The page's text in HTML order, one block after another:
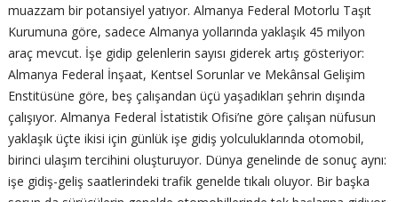
muazzam bir potansiyel yatıyor. Almanya Federal Motorlu Taşıt
Kurumuna göre, sadece Almanya yollarında yaklaşık 45 milyon
araç mevcut. İşe gidip gelenlerin sayısı giderek artış gösteriyor:
Almanya Federal İnşaat, Kentsel Sorunlar ve Mekânsal Gelişim
Enstitüsüne göre, beş çalışandan üçü yaşadıkları şehrin dışında
çalışıyor. Almanya Federal İstatistik Ofisi’ne göre çalışan nüfusun
yaklaşık üçte ikisi için günlük işe gidiş yolculuklarında otomobil,
birinci ulaşım tercihini oluşturuyor. Dünya genelinde de sonuç aynı:
işe gidiş-geliş saatlerindeki trafik genelde tıkalı oluyor. Bir başka